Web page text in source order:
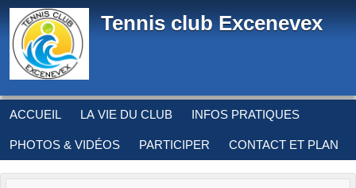
Tennis club Excenevex
ACCUEIL LA VIE DU CLUB INFOS PRATIQUES
PHOTOS & VIDÉOS PARTICIPER CONTACT ET PLAN
Panneau de gestion des cookies